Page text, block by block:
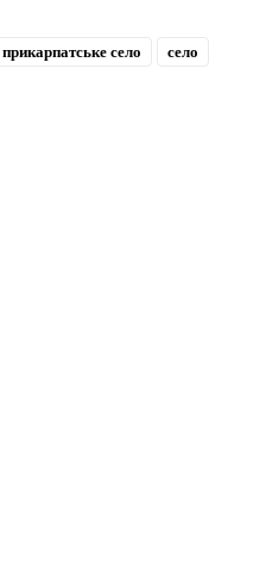
прикарпатське село
село